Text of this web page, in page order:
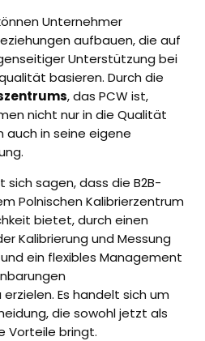
Unternehmer
aufbauen, die auf
Unterstützung bei
basieren. Durch die
, das PCW ist,
nicht nur in die Qualität
auch in seine eigene
sagen, dass die B2B-
Polnischen Kalibrierzentrum
bietet, durch einen
Kalibrierung und Messung
ein flexibles Management
Es handelt sich um
die sowohl jetzt als
Vorteile bringt.